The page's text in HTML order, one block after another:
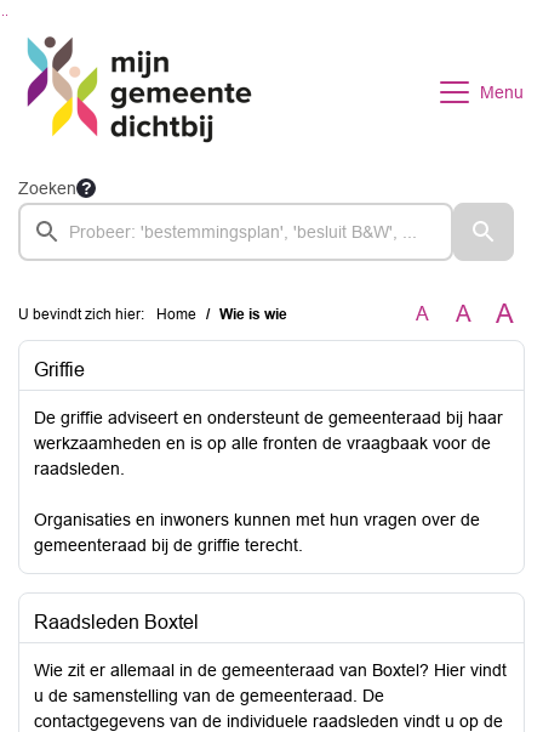
Menu
Zoeken
U bevindt zich hier: Home Wie is wie A A A
Griffie
De griffie adviseert en ondersteunt de gemeenteraad bij haar
werkzaamheden en is op alle fronten de vraagbaak voor de
raadsleden.
Organisaties en inwoners kunnen met hun vragen over de
gemeenteraad bij de griffie terecht.
Raadsleden Boxtel
Wie zit er allemaal in de gemeenteraad van Boxtel? Hier vindt
u de samenstelling van de gemeenteraad. De
contactgegevens van de individuele raadsleden vindt u op de